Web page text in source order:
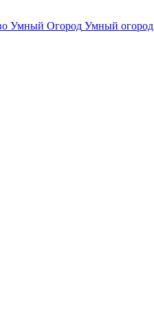
Умный огород